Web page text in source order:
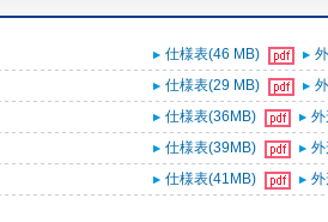
仕様表(46 MB)
仕様表(29 MB)
仕様表(36MB)
仕様表(39MB)
仕様表(41MB)